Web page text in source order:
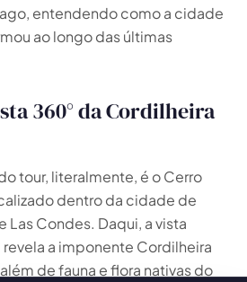
entendendo como a cidade
ao longo das últimas
360° da Cordilheira
tour, literalmente, é o Cerro
dentro da cidade de
Las Condes. Daqui, a vista
a imponente Cordilheira
de fauna e flora nativas do